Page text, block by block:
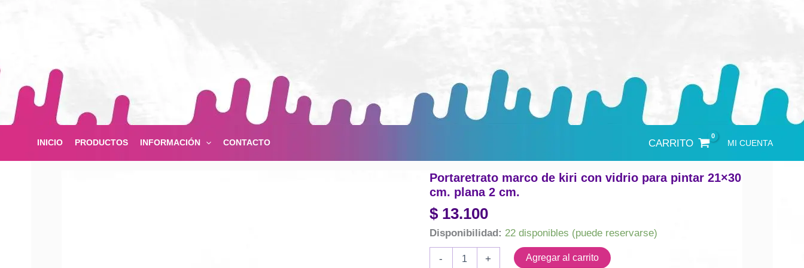
INICIO PRODUCTOS INFORMACIÓN CONTACTO CARRITO MI CUENTA
Portaretrato marco de kiri con vidrio para pintar 21×30
cm. plana 2 cm.
$13.100
Disponibilidad: 22 disponibles (puede reservarse)
- + Agregar al carrito